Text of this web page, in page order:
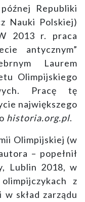
Republiki
Nauki Polskiej)
2013 r. praca
antycznym”
Laurem
Olimpijskiego
Pracę tę
największego
historia.org.pl.
Olimpijskiej (w
– popełnił
Lublin 2018, w
z
w skład zarządu